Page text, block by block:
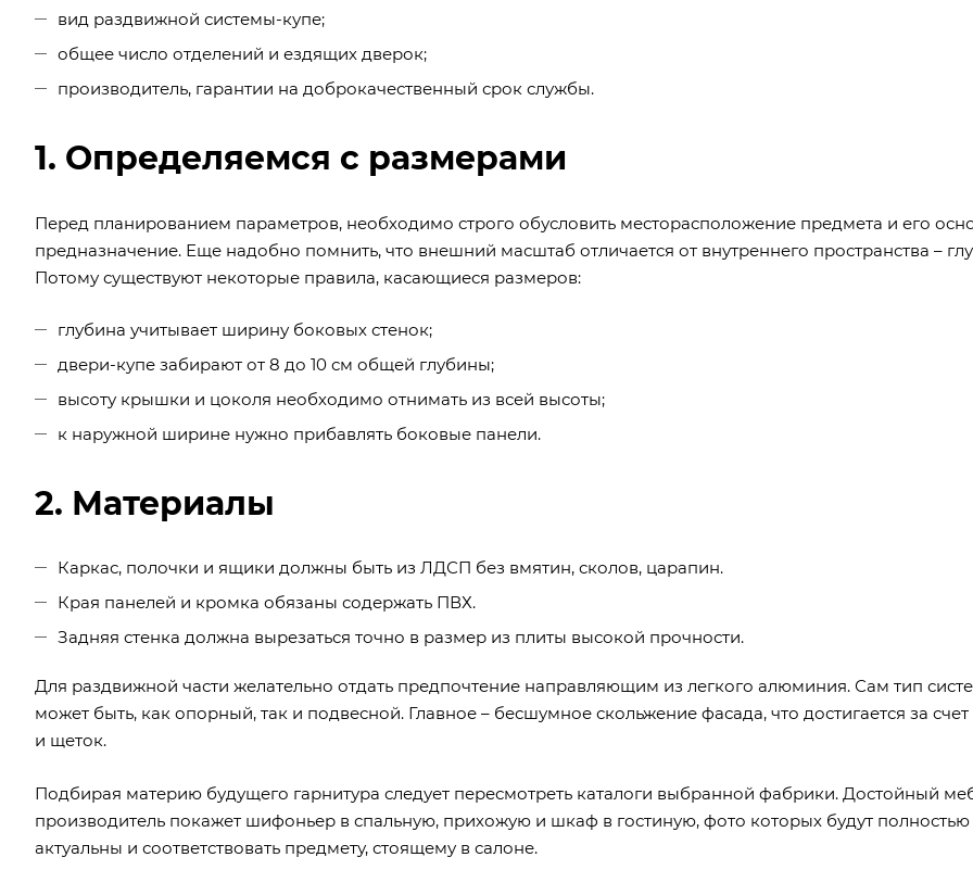
вид раздвижной системы-купе;
общее число отделений и ездящих дверок;
производитель, гарантии на доброкачественный срок службы.
1. Определяемся с размерами
Перед планированием параметров, необходимо строго обусловить месторасположение предмета и его
предназначение. Еще надобно помнить, что внешний масштаб отличается от внутреннего пространства –
Потому существуют некоторые правила, касающиеся размеров:
глубина учитывает ширину боковых стенок;
двери-купе забирают от 8 до 10 см общей глубины;
высоту крышки и цоколя необходимо отнимать из всей высоты;
к наружной ширине нужно прибавлять боковые панели.
2. Материалы
Каркас, полочки и ящики должны быть из ЛДСП без вмятин, сколов, царапин.
Края панелей и кромка обязаны содержать ПВХ.
Задняя стенка должна вырезаться точно в размер из плиты высокой прочности.
Для раздвижной части желательно отдать предпочтение направляющим из легкого алюминия. Сам тип
может быть, как опорный, так и подвесной. Главное – бесшумное скольжение фасада, что достигается за
и щеток.
Подбирая материю будущего гарнитура следует пересмотреть каталоги выбранной фабрики. Достойный
производитель покажет шифоньер в спальную, прихожую и шкаф в гостиную, фото которых будут полностью
актуальны и соответствовать предмету, стоящему в салоне.